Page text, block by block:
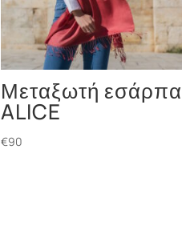
Μεταξωτή εσάρπα
ALICE
€90